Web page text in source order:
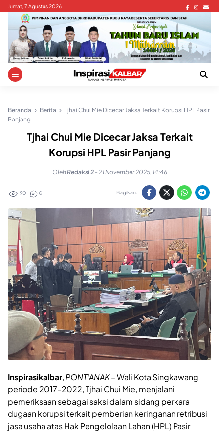
Skip
content
Jumat, 7 Agustus 2026
Beranda Berita
Tjhai Chui Mie Dicecar Jaksa Terkait Korupsi HPL Pasir
Panjang
Tjhai Chui Mie Dicecar Jaksa Terkait
Korupsi HPL Pasir Panjang
OlehRedaksi 2 - 21 November 2025, 14:46
90 0 Bagikan:
Inspirasikalbar, PONTIANAK– Wali Kota Singkawang
periode 2017–2022, Tjhai Chui Mie, menjalani
pemeriksaan sebagai saksi dalam sidang perkara
dugaan korupsi terkait pemberian keringanan retribusi
jasa usaha atas Hak Pengelolaan Lahan (HPL) Pasir